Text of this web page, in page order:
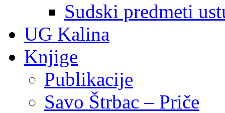
Sudski predmeti
UG Kalina
Knjige
Publikacije
Savo Štrbac – Priče